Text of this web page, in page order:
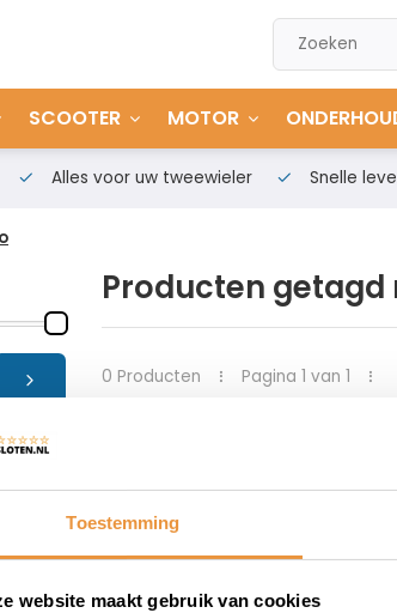
Toestemming
website maakt gebruik van cookies
SCOOTER MOTOR
Alles voor uw tweewieler Snelle
Producten
0 Producten Pagina 1 van 1
Alles voor uw tweewieler